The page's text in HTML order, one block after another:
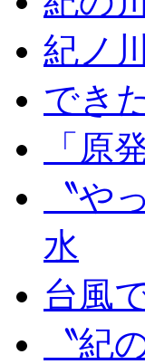
紀ノ
でき
「原
〝や
水
台風
〝紀